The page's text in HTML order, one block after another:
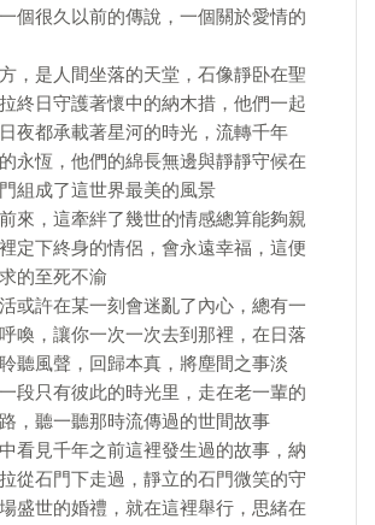
個很久以前的傳說，一個關於愛情的
，是人間坐落的天堂，石像靜卧在聖
終日守護著懷中的納木措，他們一起
夜都承載著星河的時光，流轉千年
永恆，他們的綿長無邊與靜靜守候在
組成了這世界最美的風景
來，這牽絆了幾世的情感總算能夠親
定下終身的情侶，會永遠幸福，這便
的至死不渝
或許在某一刻會迷亂了內心，總有一
喚，讓你一次一次去到那裡，在日落
聽風聲，回歸本真，將塵間之事淡
段只有彼此的時光里，走在老一輩的
，聽一聽那時流傳過的世間故事
看見千年之前這裡發生過的故事，納
從石門下走過，靜立的石門微笑的守
盛世的婚禮，就在這裡舉行，思緒在